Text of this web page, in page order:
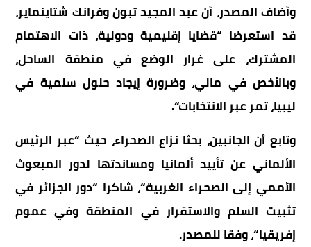
وأضافالمصدر، أنعبدالمجيدتبونوفرانك شتاینمایر،
قد استعرضا “قضايا إقليمية ودولية، ذات الاهتمام
المشترك، على غرار الوضع في منطقة الساحل،
وبالأخص في مالي، وضرورة إيجاد حلول سلمية في
ليبيا،تمرعبرالانتخابات“.
وتابع أن الجانبين، بحثا نزاع الصحراء، حيث “عبر الرئيس
الألماني عن تأييد ألمانيا ومساندتها لدور المبعوث
الأممي إلى الصحراء الغربية“، شاكرا “دور الجزائر في
تثبيت السلم والاستقرار في المنطقة وفي عموم
إفريقيا“،وفقاللمصدر.